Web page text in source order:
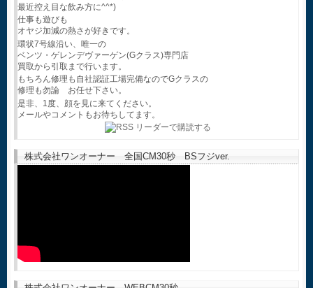
最近控え目な飲み方に^^*)
仕事も遊びも
オヤジ加減の熱さが好きです。
環状7号線沿い、唯一の
ベンツ・ゲレンデヴァーゲン(Gクラス)専門店
買取から引取まで行います。
もちろん修理も自社認証工場完備なのでGクラスの
修理も勿論 お任せ下さい。
是非、1度、顔を見に来てください。
メールやコメントもお待ちしてます。
株式会社ワンオーナー 全国CM30秒 BSフジver.